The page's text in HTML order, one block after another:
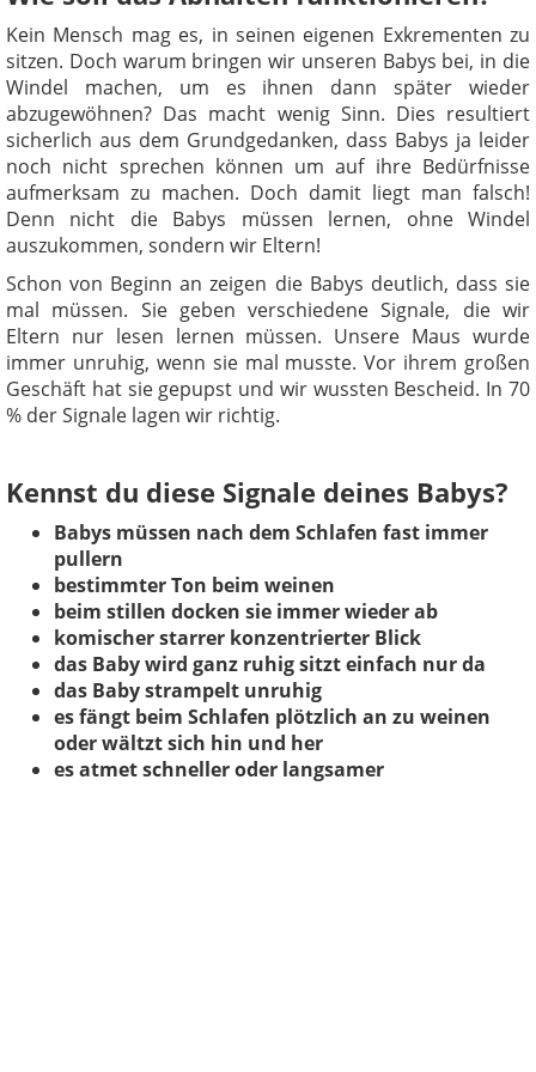
Kein Mensch mag es, in seinen eigenen Exkrementen zu
sitzen. Doch warum bringen wir unseren Babys bei, in die
Windel machen, um es ihnen dann später wieder
abzugewöhnen? Das macht wenig Sinn. Dies resultiert
sicherlich aus dem Grundgedanken, dass Babys ja leider
noch nicht sprechen können um auf ihre Bedürfnisse
aufmerksam zu machen. Doch damit liegt man falsch!
Denn nicht die Babys müssen lernen, ohne Windel
auszukommen, sondern wir Eltern!
Schon von Beginn an zeigen die Babys deutlich, dass sie
mal müssen. Sie geben verschiedene Signale, die wir
Eltern nur lesen lernen müssen. Unsere Maus wurde
immer unruhig, wenn sie mal musste. Vor ihrem großen
Geschäft hat sie gepupst und wir wussten Bescheid. In 70
% der Signale lagen wir richtig.
Kennst du diese Signale deines Babys?
Babys müssen nach dem Schlafen fast immer
pullern
bestimmter Ton beim weinen
beim stillen docken sie immer wieder ab
komischer starrer konzentrierter Blick
das Baby wird ganz ruhig sitzt einfach nur da
das Baby strampelt unruhig
es fängt beim Schlafen plötzlich an zu weinen
oder wältzt sich hin und her
es atmet schneller oder langsamer